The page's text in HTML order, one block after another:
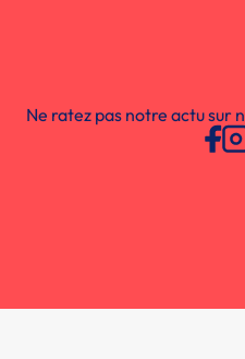
Ne ratez pas notre actu sur